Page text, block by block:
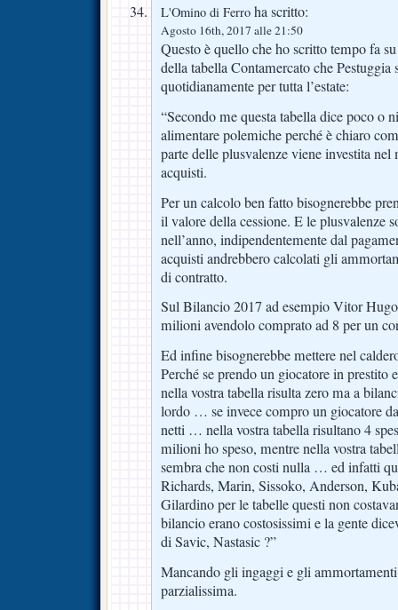
L'Omino di Ferro ha scritto:
Agosto 16th, 2017 alle 21:50
Questo è quello che ho scritto tempo fa
della tabella Contamercato che Pestuggia
quotidianamente per tutta l’estate:
“Secondo me questa tabella dice poco o
alimentare polemiche perché è chiaro
parte delle plusvalenze viene investita
acquisti.
Per un calcolo ben fatto bisognerebbe
il valore della cessione. E le plusvalenze
nell’anno, indipendentemente dal
acquisti andrebbero calcolati gli
di contratto.
Sul Bilancio 2017 ad esempio Vitor
milioni avendolo comprato ad 8 per un
Ed infine bisognerebbe mettere nel
Perché se prendo un giocatore in
nella vostra tabella risulta zero ma a
lordo … se invece compro un giocatore
netti … nella vostra tabella risultano 4
milioni ho speso, mentre nella vostra
sembra che non costi nulla … ed infatti
Richards, Marin, Sissoko, Anderson,
Gilardino per le tabelle questi non
bilancio erano costosissimi e la gente
di Savic, Nastasic ?”
Mancando gli ingaggi e gli
parzialissima.